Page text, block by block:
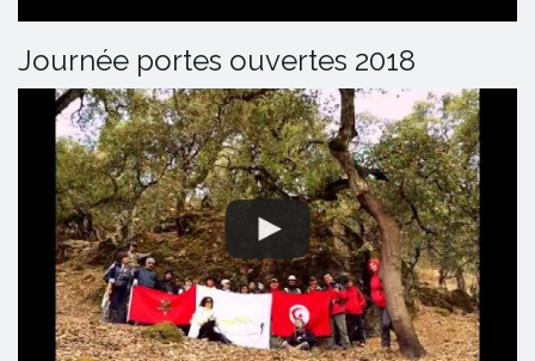
Journée portes ouvertes 2018